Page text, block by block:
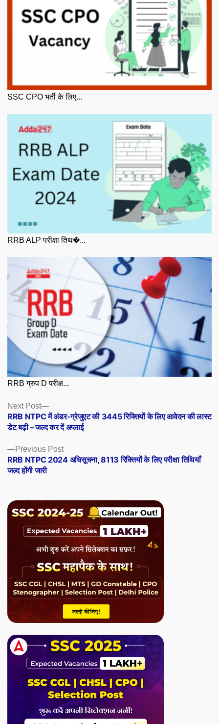
SSC CPO भर्ती के लिए...
RRB ALP परीक्षा तिथ�...
RRB ग्रुप D परीक्ष...
Posts
navigation
Previous PostPrevious
post:
RRB NTPC 2024 अधिसूचना, 8113 रिक्तियों के लिए परीक्षा तिथियाँ
जल्द होंगी जारी
Next Post
Next
post:
RRB NTPC में अंडर-ग्रेजुएट की 3445 रिक्तियों के लिए आवेदन की लास्ट
डेट बढ़ी – जल्द कर दें अप्लाई